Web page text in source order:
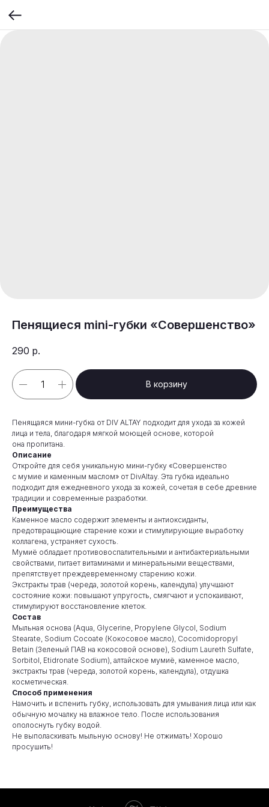
Пенящиеся mini-губки «Совершенство»
290 р.
В корзину
Пенящаяся мини-губка от DIV ALTAY подходит для ухода за кожей
лица и тела, благодаря мягкой моющей основе, которой
она пропитана.
Описание
Откройте для себя уникальную мини-губку «Совершенство
с мумие и каменным маслом» от DivAltay. Эта губка идеально
подходит для ежедневного ухода за кожей, сочетая в себе древние
традиции и современные разработки.
Преимущества
Каменное масло содержит элементы и антиоксиданты,
предотвращающие старение кожи и стимулирующие выработку
коллагена, устраняет сухость.
Мумиё обладает противовоспалительными и антибактериальными
свойствами, питает витаминами и минеральными веществами,
препятствует преждевременному старению кожи.
Экстракты трав (череда, золотой корень, календула) улучшают
состояние кожи: повышают упругость, смягчают и успокаивают,
стимулируют восстановление клеток.
Состав
Мыльная основа (Aqua, Glycerine, Propylene Glycol, Sodium
Stearate, Sodium Cocoate (Кокосовое масло), Cocomidopropyl
Betain (Зеленый ПАВ на кокосовой основе), Sodium Laureth Sulfate,
Sorbitol, Etidronate Sodium), алтайское мумиё, каменное масло,
экстракты трав (череда, золотой корень, календула), отдушка
косметическая.
Способ применения
Намочить и вспенить губку, использовать для умывания лица или как
обычную мочалку на влажное тело. После использования
ополоснуть губку водой.
Не выполаскивать мыльную основу! Не отжимать! Хорошо
просушить!